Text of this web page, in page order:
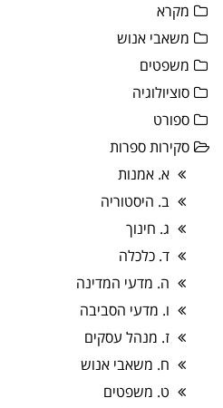
מקרא
משאבי אנוש
משפטים
סוציולוגיה
ספורט
סקירות ספרות
א. אמנות
ב. היסטוריה
ג. חינוך
ד. כלכלה
ה. מדעי המדינה
ו. מדעי הסביבה
ז. מנהל עסקים
ח. משאבי אנוש
ט. משפטים